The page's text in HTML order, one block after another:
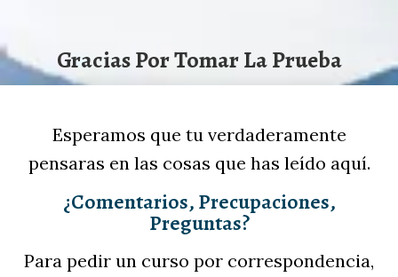
Gracias Por Tomar La Prueba
Esperamos que tu verdaderamente
pensaras en las cosas que has leído aquí.
¿Comentarios, Precupaciones,
Preguntas?
Para pedir un curso por correspondencia,